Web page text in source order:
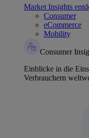
Market Insights
Consumer
eCommerce
Mobility
Consumer
Einblicke in die
Verbrauchern